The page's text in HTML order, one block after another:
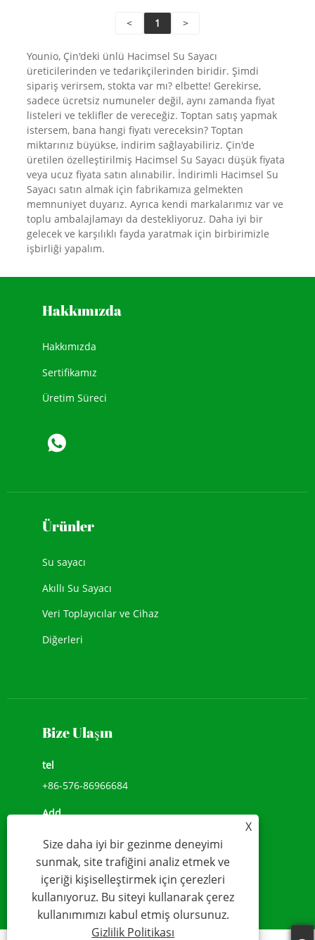
< 1 >
Younio, Çin'deki ünlü Hacimsel Su Sayacı
üreticilerinden ve tedarikçilerinden biridir. Şimdi
sipariş verirsem, stokta var mı? elbette! Gerekirse,
sadece ücretsiz numuneler değil, aynı zamanda fiyat
listeleri ve teklifler de vereceğiz. Toptan satış yapmak
istersem, bana hangi fiyatı vereceksin? Toptan
miktarınız büyükse, indirim sağlayabiliriz. Çin'de
üretilen özelleştirilmiş Hacimsel Su Sayacı düşük fiyata
veya ucuz fiyata satın alınabilir. İndirimli Hacimsel Su
Sayacı satın almak için fabrikamıza gelmekten
memnuniyet duyarız. Ayrıca kendi markalarımız var ve
toplu ambalajlamayı da destekliyoruz. Daha iyi bir
gelecek ve karşılıklı fayda yaratmak için birbirimizle
işbirliği yapalım.
Hakkımızda
Hakkımızda
Sertifikamız
Üretim Süreci
Ürünler
Su sayacı
Akıllı Su Sayacı
Veri Toplayıcılar ve Cihaz
Diğerleri
Bize Ulaşın
tel
+86-576-86966684
Add
NO.1039, JIULONG AVENUE, CHENGXI SOKAK,
WENLING,ZHEJIANG, ÇİN(317500)
e-posta
sales@younio.com
X
Size daha iyi bir gezinme deneyimi
sunmak, site trafiğini analiz etmek ve
içeriği kişiselleştirmek için çerezleri
kullanıyoruz. Bu siteyi kullanarak çerez
kullanımımızı kabul etmiş olursunuz.
Gizlilik Politikası